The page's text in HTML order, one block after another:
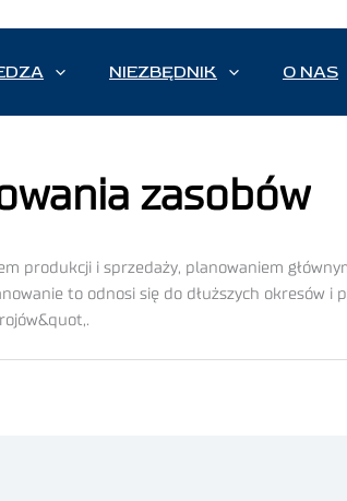
NIEZBĘDNIK O NAS
zasobów
produkcji i sprzedaży, planowaniem
to odnosi się do dłuższych okresów